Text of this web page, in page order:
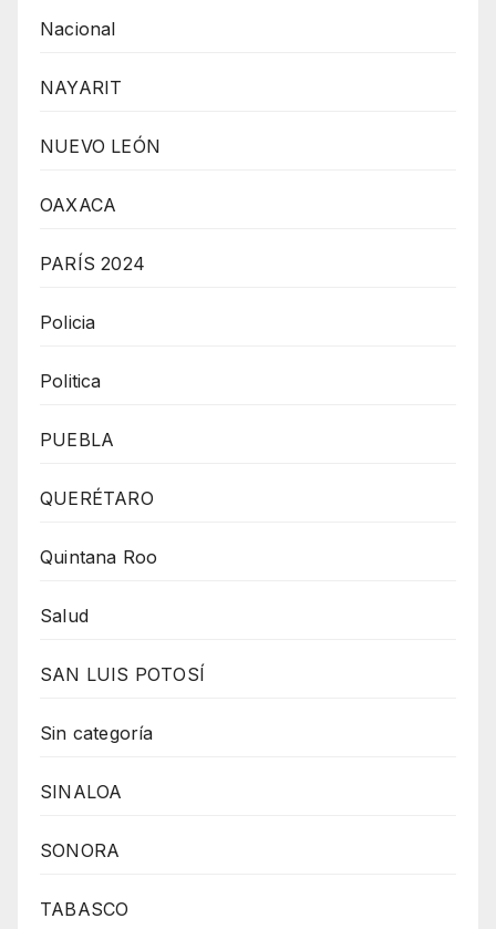
Nacional
NAYARIT
NUEVO LEÓN
OAXACA
PARÍS 2024
Policia
Politica
PUEBLA
QUERÉTARO
Quintana Roo
Salud
SAN LUIS POTOSÍ
Sin categoría
SINALOA
SONORA
TABASCO